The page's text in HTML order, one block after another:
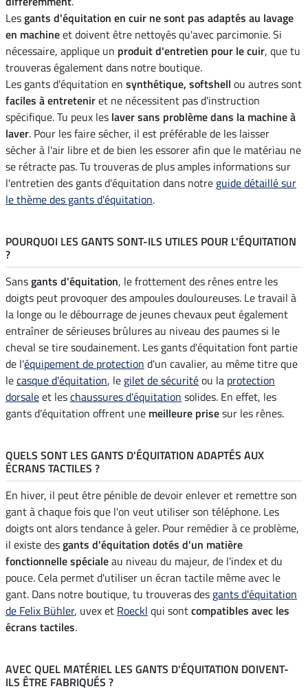
Lesgants d'équitation en cuir ne sont pas adaptés au lavage
en machineet doivent être nettoyés qu'avec parcimonie. Si
nécessaire, applique un produit d'entretien pour le cuir, que tu
trouveras également dans notre boutique.
Les gants d'équitation en synthétique, softshell ou autres sont
faciles à entreteniret ne nécessitent pas d'instruction
spécifique. Tu peux les laver sans problème dans la machine à
laver. Pour les faire sécher, il est préférable de les laisser
sécher à l'air libre et de bien les essorer afin que le matériau ne
se rétracte pas. Tu trouveras de plus amples informations sur
l'entretien des gants d'équitation dans notre guide détaillé sur
le thème des gants d'équitation.
POURQUOI LES GANTS SONT-ILS UTILES POUR L'ÉQUITATION
?
Sansgants d'équitation, le frottement des rênes entre les
doigts peut provoquer des ampoules douloureuses. Le travail à
la longe ou le débourrage de jeunes chevaux peut également
entraîner de sérieuses brûlures au niveau des paumes si le
cheval se tire soudainement. Les gants d'équitation font partie
de l'équipement de protection d'un cavalier, au même titre que
lecasque d'équitation, le gilet de sécuritéou la protection
dorsaleet leschaussures d'équitation solides. En effet, les
gants d'équitation offrent une meilleure prisesur les rênes.
QUELS SONT LES GANTS D'ÉQUITATION ADAPTÉS AUX
ÉCRANS TACTILES ?
En hiver, il peut être pénible de devoir enlever et remettre son
gant à chaque fois que l'on veut utiliser son téléphone. Les
doigts ont alors tendance à geler. Pour remédier à ce problème,
il existe desgants d'équitation dotés d'un matière
fonctionnelle spécialeau niveau du majeur, de l'index et du
pouce. Cela permet d'utiliser un écran tactile même avec le
gant. Dans notre boutique, tu trouveras des gants d'équitation
de Felix Bühler, uvex et Roeckl qui sontcompatibles avec les
écrans tactiles.
AVEC QUEL MATÉRIEL LES GANTS D'ÉQUITATION DOIVENT-
ILS ÊTRE FABRIQUÉS ?